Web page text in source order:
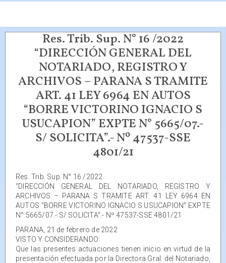
Res. Trib. Sup. N° 16 /2022
“DIRECCIÓN GENERAL DEL
NOTARIADO, REGISTRO Y
ARCHIVOS – PARANA S TRAMITE
ART. 41 LEY 6964 EN AUTOS
“BORRE VICTORINO IGNACIO S
USUCAPION” EXPTE N° 5665/07.-
S/ SOLICITA”.- Nº 47537-SSE
4801/21
Res. Trib. Sup. N° 16 /2022
“DIRECCIÓN GENERAL DEL NOTARIADO, REGISTRO Y
ARCHIVOS – PARANA S TRAMITE ART. 41 LEY 6964 EN
AUTOS “BORRE VICTORINO IGNACIO S USUCAPION” EXPTE
N° 5665/07.- S/ SOLICITA”.- Nº 47537-SSE 4801/21
PARANA, 21 de febrero de 2022
VISTO Y CONSIDERANDO:
Que las presentes actuaciones tienen inicio en virtud de la
presentación efectuada por la Directora Gral. del Notariado,